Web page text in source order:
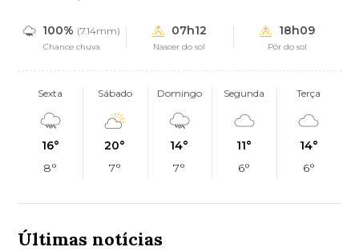
100% (7.14mm)
Chance chuva
07h12
Nascer do sol
18h09
Pôr do sol
Sexta
16°
8°
Sábado
20°
7°
Domingo
14°
7°
Segunda
11°
6°
Terça
14°
6°
Últimas notícias